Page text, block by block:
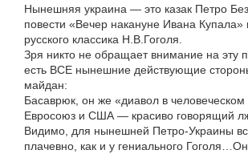
Нынешняя украина — это казак Петро
повести «Вечер накануне Ивана Купала»
русского классика Н.В.Гоголя.
Зря никто не обращает внимание на эту
есть ВСЕ нынешние действующие
майдан:
Басаврюк, он же «диавол в
Евросоюз и США — красиво говорящий
Видимо, для нынешней Петро-Украины
плачевно, как и у гениального